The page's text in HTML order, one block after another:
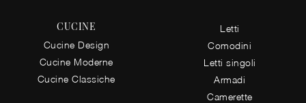
CUCINE
Cucine Design
Cucine Moderne
Cucine Classiche
Letti
Comodini
Letti singoli
Armadi
Camerette